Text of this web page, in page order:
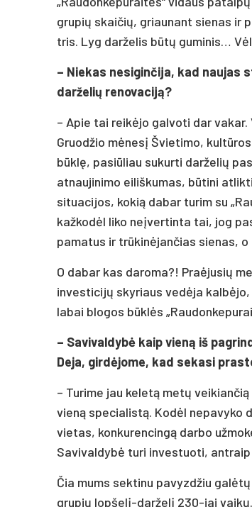
grupių skaičių, griaunant sienas ir
tris. Lyg darželis būtų guminis…
– Niekas nesiginčija, kad naujas
darželių renovaciją?
– Apie tai reikėjo galvoti dar
Gruodžio mėnesį Švietimo,
būklę, pasiūliau sukurti darželių
atnaujinimo eiliškumas, būtini
situacijos, kokią dabar turim su
kažkodėl liko neįvertinta tai, jog
pamatus ir trūkinėjančias sienas,
O dabar kas daroma?! Praėjusių
investicijų skyriaus vedėja
labai blogos būklės
– Savivaldybė kaip vieną iš
Deja, girdėjome, kad sekasi
– Turime jau keletą metų
vieną specialistą. Kodėl nepavyko
vietas, konkurencingą darbo
Savivaldybė turi investuoti,
Čia mums sektinu pavyzdžiu
grupių lopšelį-darželį 230-iai vaikų.